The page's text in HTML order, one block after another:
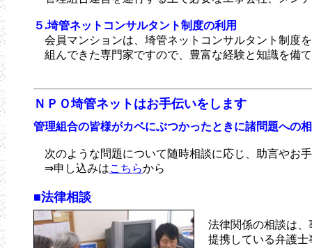
５.埼管ネットコンサルタント制度の利用
会員マンションは、埼管ネットコンサルタント制度
組んできた専門家ですので、豊富な経験と知識を備
ＮＰＯ埼管ネットはお手伝いをします
管理組合の皆様がカベにぶつかったときに諸問題への
次のような問題について随時相談に応じ、助言やお
⇒申し込みはこちらから
■法律相談
法律関係の相談は
提携している弁護